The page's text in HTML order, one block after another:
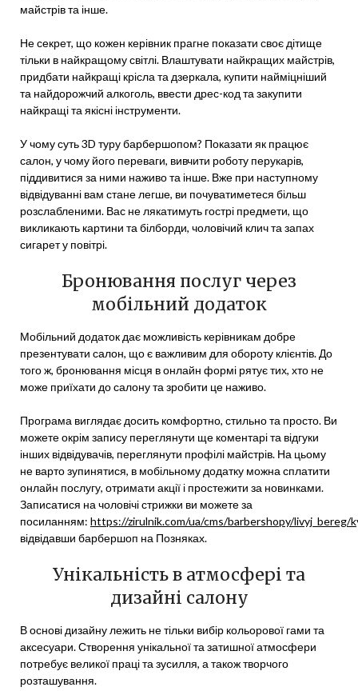
майстрів та інше.
Не секрет, що кожен керівник прагне показати своє дітище
тільки в найкращому світлі. Влаштувати найкращих майстрів,
придбати найкращі крісла та дзеркала, купити найміцніший
та найдорожчий алкоголь, ввести дрес-код та закупити
найкращі та якісні інструменти.
У чому суть 3D туру барбершопом? Показати як працює
салон, у чому його переваги, вивчити роботу перукарів,
піддивитися за ними наживо та інше. Вже при наступному
відвідуванні вам стане легше, ви почуватиметеся більш
розслабленими. Вас не лякатимуть гострі предмети, що
викликають картини та білборди, чоловічий клич та запах
сигарет у повітрі.
Бронювання послуг через
мобільний додаток
Мобільний додаток дає можливість керівникам добре
презентувати салон, що є важливим для обороту клієнтів. До
того ж, бронювання місця в онлайн формі рятує тих, хто не
може приїхати до салону та зробити це наживо.
Програма виглядає досить комфортно, стильно та просто. Ви
можете окрім запису переглянути ще коментарі та відгуки
інших відвідувачів, переглянути профілі майстрів. На цьому
не варто зупинятися, в мобільному додатку можна сплатити
онлайн послугу, отримати акції і простежити за новинками.
Записатися на чоловічі стрижки ви можете за
посиланням: https://zirulnik.com/ua/cms/barbershopy/livyj_bereg/
відвідавши барбершоп на Позняках.
Унікальність в атмосфері та
дизайні салону
В основі дизайну лежить не тільки вибір кольорової гами та
аксесуари. Створення унікальної та затишної атмосфери
потребує великої праці та зусилля, а також творчого
розташування.